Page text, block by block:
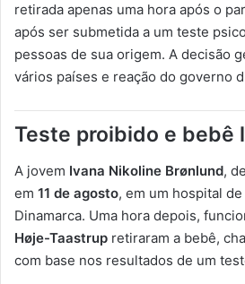
retirada apenas uma hora após o
após ser submetida a um teste
pessoas de sua origem. A decisão
vários países e reação do governo
Teste proibido e bebê
A jovem Ivana Nikoline Brønlund, de
em 11 de agosto, em um hospital de
Dinamarca. Uma hora depois,
Høje-Taastrup retiraram a bebê,
com base nos resultados de um